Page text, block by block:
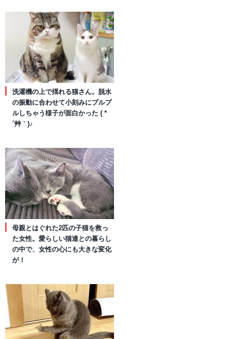
洗濯機の上で揺れる猫さん。脱水
の振動に合わせて小刻みにプルプ
ルしちゃう様子が面白かった ( *
´艸｀)♪
母親とはぐれた2匹の子猫を救っ
た女性。愛らしい猫達との暮らし
の中で、女性の心にも大きな変化
が！